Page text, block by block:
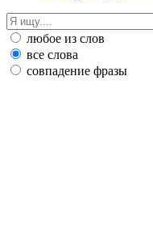
любое из слов
все слова
совпадение фразы